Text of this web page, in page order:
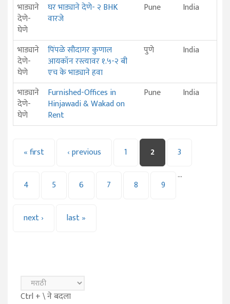
भाड्याने
देणे-
घेणे
घर भाड्याने देणे- २ BHK
वारजे
Pune India
भाड्याने
देणे-
घेणे
पिंपळे सौदागर कुणाल
आयकॉन रस्त्यावर १.५-२ बी
एच के भाड्याने हवा
पुणे India
भाड्याने
देणे-
घेणे
Furnished-Offices in
Hinjawadi & Wakad on
Rent
Pune India
PAGES
« first ‹ previous 1 2 3
4 5 6 7 8 9
…
next › last »
Ctrl + \ ने बदला